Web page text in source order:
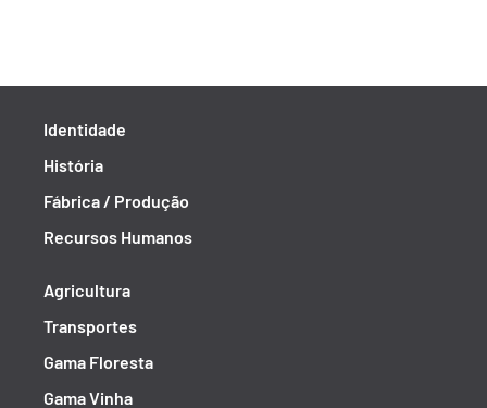
Identidade
História
Fábrica / Produção
Recursos Humanos
Agricultura
Transportes
Gama Floresta
Gama Vinha